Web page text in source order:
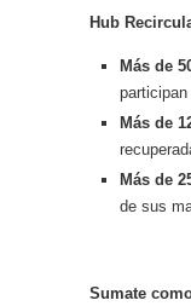
Hub
Más de
participan
Más de
Más de
de sus
Sumate